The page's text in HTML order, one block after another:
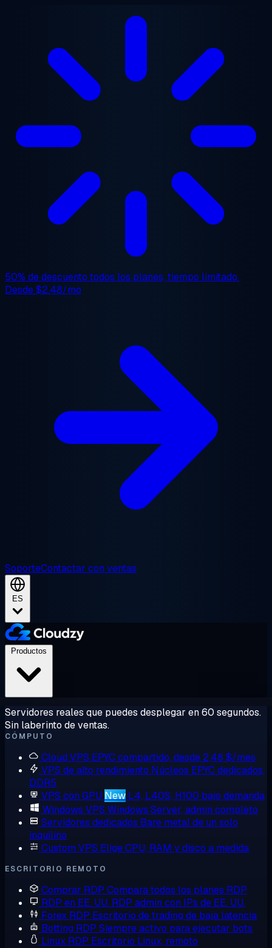
50% de descuento todos los planes, tiempo limitado.
Desde$2.48/mo
SoporteContactar con ventas
ES
Servidores reales que puedes desplegar en 60 segundos.
Sin laberinto de ventas.
CÓMPUTO
Cloud VPS EPYC compartido, desde 2,48 $/mes
VPS de alto rendimiento Núcleos EPYC dedicados,
DDR5
VPS con GPU New L4, L40S, H100 bajo demanda
Windows VPS Windows Server, admin completo
Servidores dedicados Bare metal de un solo
inquilino
Custom VPS Elige CPU, RAM y disco a medida
ESCRITORIO REMOTO
Comprar RDP Compara todos los planes RDP
RDP en EE. UU. RDP admin con IPs de EE. UU.
Forex RDP Escritorio de trading de baja latencia
Botting RDP Siempre activo para ejecutar bots
Linux RDP Escritorio Linux, remoto